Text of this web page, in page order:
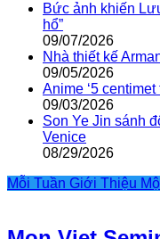
Bức ảnh khiến
hổ”
09/07/2026
Nhà thiết kế
09/05/2026
Anime ‘5
09/03/2026
Son Ye Jin sánh
Venice
08/29/2026
Mỗi Tuần Giới Thiệu